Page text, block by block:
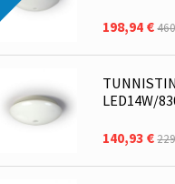
198,94 €
LED14W/
140,93 €